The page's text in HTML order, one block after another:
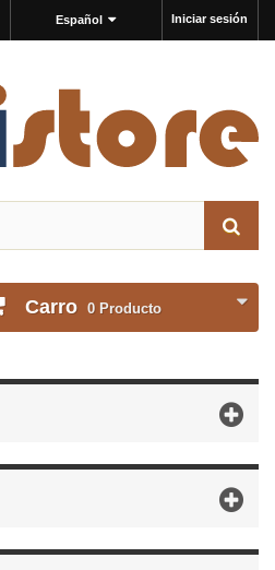
Iniciar sesión
Español
Carro 0 Producto